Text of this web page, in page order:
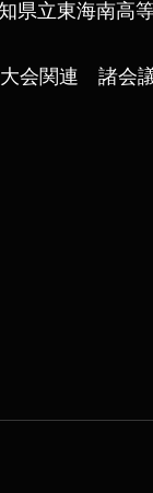
県立東海南高
会関連　諸会